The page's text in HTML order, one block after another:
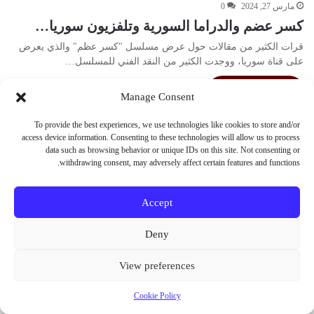
Manage Consent
To provide the best experiences, we use technologies like cookies to store and/or
access device information. Consenting to these technologies will allow us to process
data such as browsing behavior or unique IDs on this site. Not consenting or
withdrawing consent, may adversely affect certain features and functions.
Accept
Deny
View preferences
Cookie Policy
مارس 27, 2024 0
كسر عضم والدراما السورية وتلفزيون سوريا…
قرات الكثير من مقالات حول عرض مسلسل "كسر عظم" والذي يعرض
على قناة سوريا، ووجدت الكثير من النقد الفني للمسلسل…
© حقوق النشر 2026، جميع الحقوق محفوظة
فيسبوك
X يوتيوبانستقرامVediograph